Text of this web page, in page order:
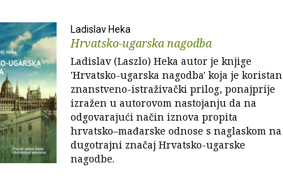
Ladislav Heka
Hrvatsko-ugarska nagodba
Ladislav (Laszlo) Heka autor je knjige
'Hrvatsko-ugarska nagodba' koja je koristan
znanstveno-istraživački prilog, ponajprije
izražen u autorovom nastojanju da na
odgovarajući način iznova propita
hrvatsko–mađarske odnose s naglaskom na
dugotrajni značaj Hrvatsko-ugarske
nagodbe.